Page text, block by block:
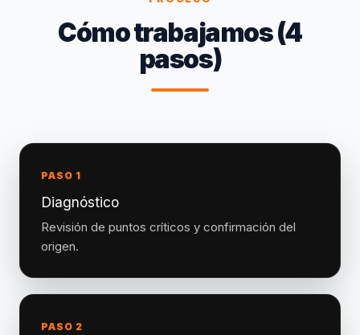
Cómo trabajamos (4
pasos)
PASO 1
Diagnóstico
Revisión de puntos críticos y confirmación del
origen.
PASO 2